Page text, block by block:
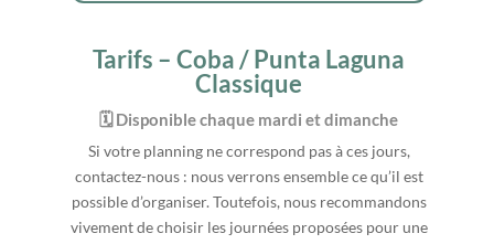
Tarifs – Coba / Punta Laguna
Classique
🗓️ Disponible chaque mardi et dimanche
Si votre planning ne correspond pas à ces jours,
contactez-nous : nous verrons ensemble ce qu’il est
possible d’organiser. Toutefois, nous recommandons
vivement de choisir les journées proposées pour une